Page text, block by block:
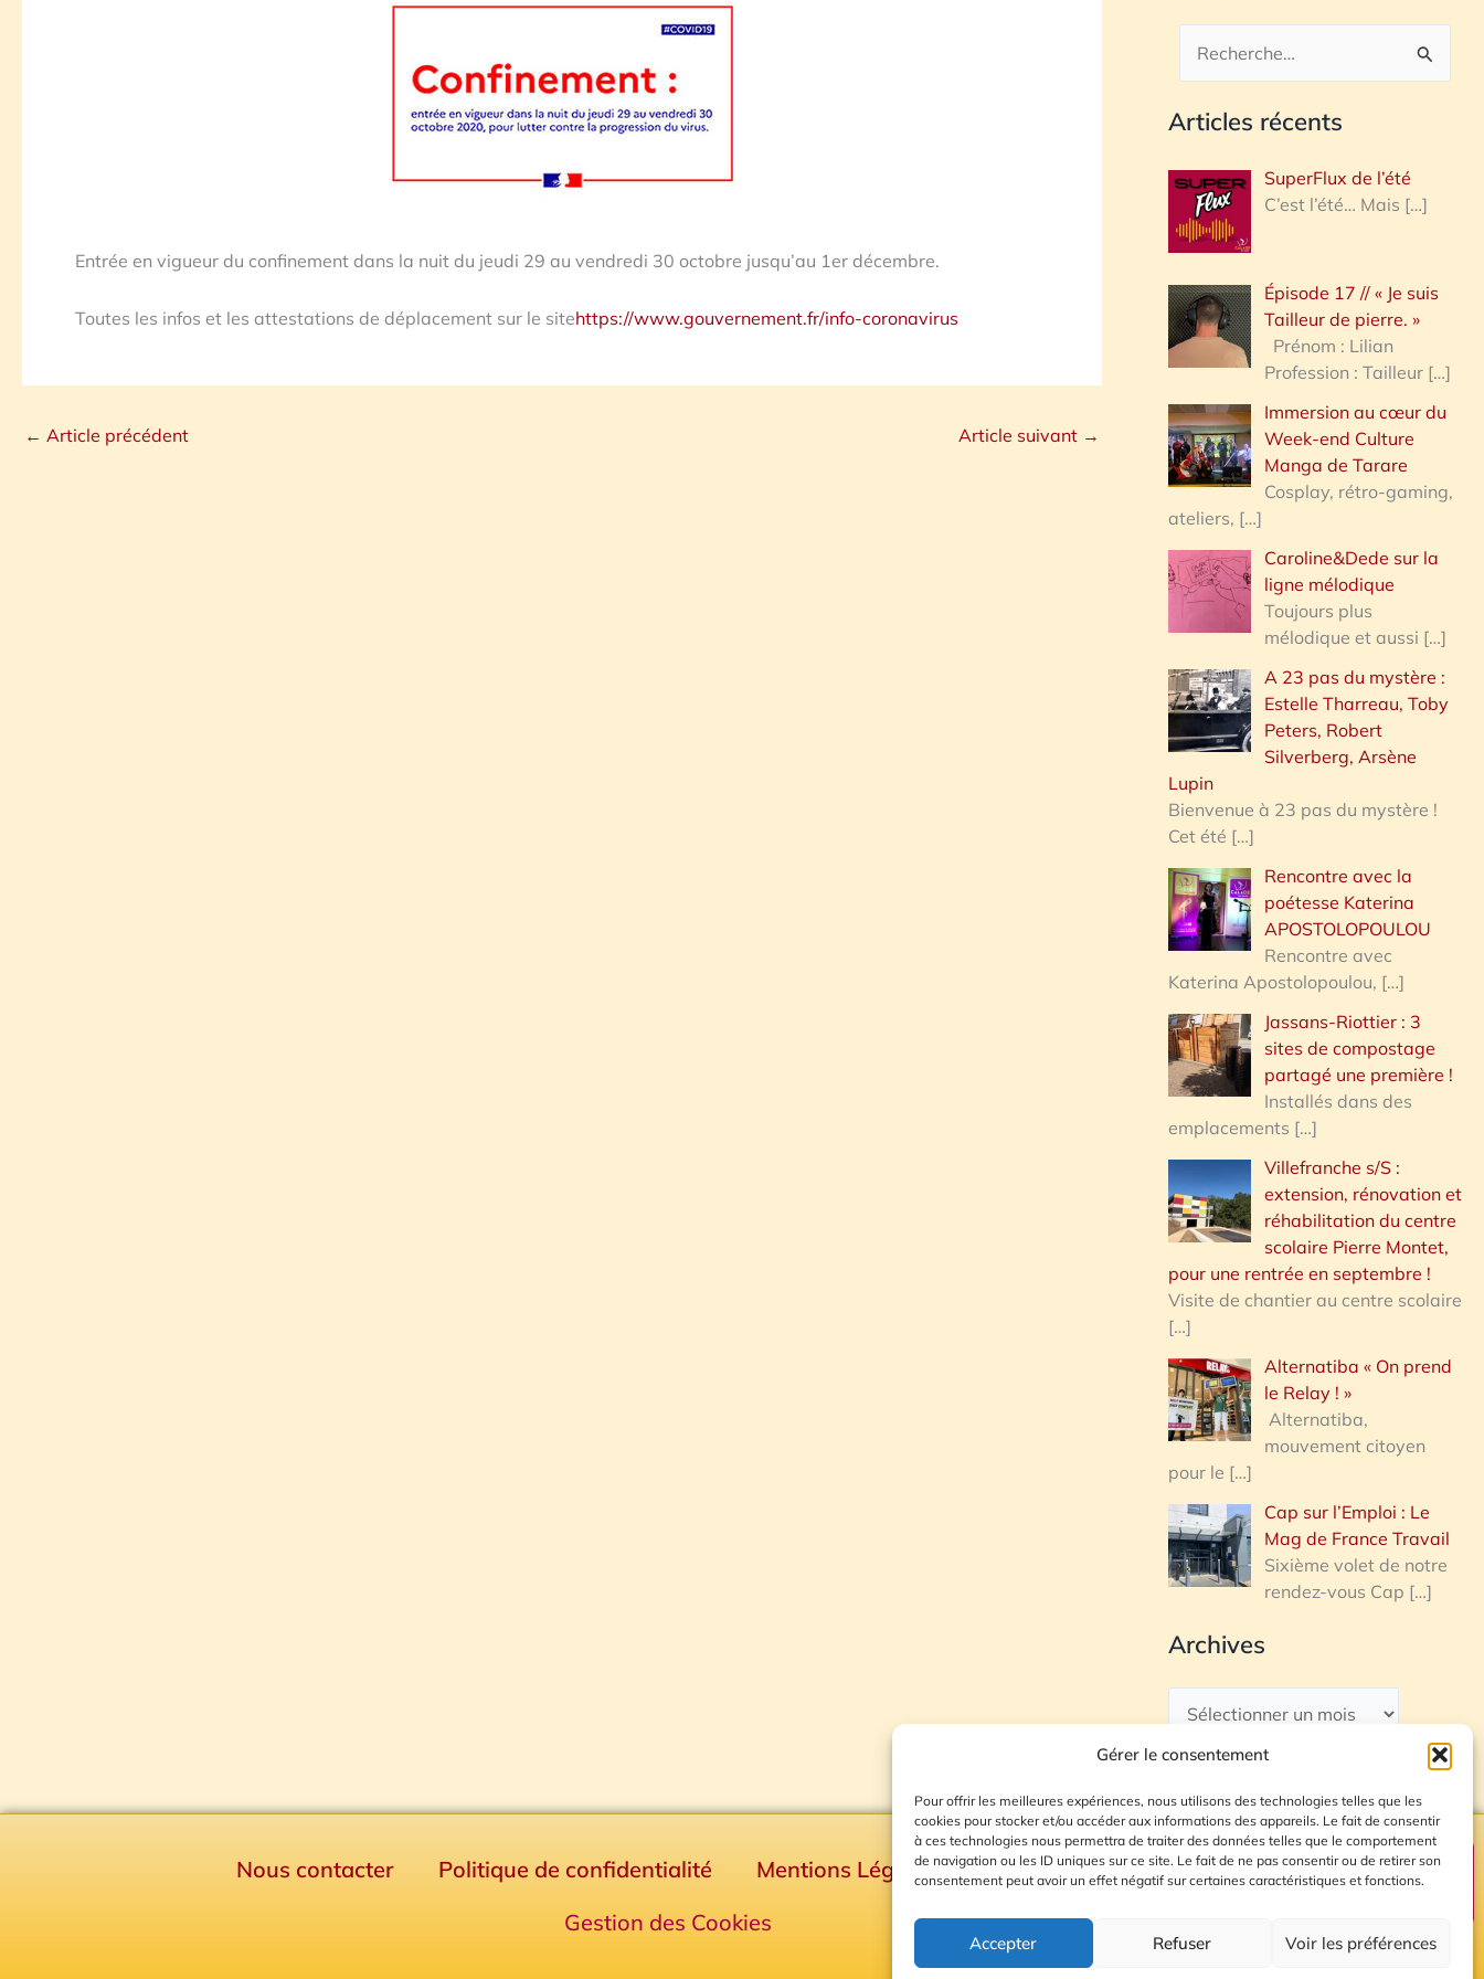
Gérer le consentement
Pour offrir les meilleures expériences, nous utilisons des technologies telles que les
cookies pour stocker et/ou accéder aux informations des appareils. Le fait de consentir
à ces technologies nous permettra de traiter des données telles que le comportement
de navigation ou les ID uniques sur ce site. Le fait de ne pas consentir ou de retirer son
consentement peut avoir un effet négatif sur certaines caractéristiques et fonctions.
Accepter Refuser Voir les préférences
Entrée en vigueur du confinement dans la nuit du jeudi 29 au vendredi 30 octobre jusqu’au 1er décembre.
Toutes les infos et les attestations de déplacement sur le sitehttps://www.gouvernement.fr/info-coronavirus
← Article précédent Article suivant →
c
h
r
h
e
:
Articles récents
SuperFlux de l’été
C’est l’été… Mais […]
Épisode 17 // « Je suis
Tailleur de pierre. »
Prénom : Lilian
Profession : Tailleur […]
Immersion au cœur du
Week-end Culture
Manga de Tarare
Cosplay, rétro-gaming,
ateliers, […]
Caroline&Dede sur la
ligne mélodique
Toujours plus
mélodique et aussi […]
A 23 pas du mystère :
Estelle Tharreau, Toby
Peters, Robert
Silverberg, Arsène
Lupin
Bienvenue à 23 pas du mystère !
Cet été […]
Rencontre avec la
poétesse Katerina
APOSTOLOPOULOU
Rencontre avec
Katerina Apostolopoulou, […]
Jassans-Riottier : 3
sites de compostage
partagé une première !
Installés dans des
emplacements […]
Villefranche s/S :
extension, rénovation et
réhabilitation du centre
scolaire Pierre Montet,
pour une rentrée en septembre !
Visite de chantier au centre scolaire
[…]
Alternatiba « On prend
le Relay ! »
Alternatiba,
mouvement citoyen
pour le […]
Cap sur l’Emploi : Le
Mag de France Travail
Sixième volet de notre
rendez-vous Cap […]
Archives
Nous contacter Politique de confidentialité Mentions Légales
Plan du site
Gestion des Cookies